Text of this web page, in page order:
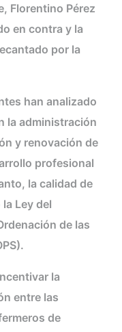
Florentino Pérez
en contra y la
por la
han analizado
la administración
y renovación de
profesional
la calidad de
Ley del
de las
la
entre las
de